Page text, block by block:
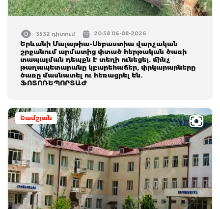
3532 դիտում 20:58 06-08-2026
Երևանի Մալաթիա-Սեբաստիա վարչական
շրջանում արմատից փտած հերթական ծառի
տապալման դեպքն է տեղի ունեցել. մինչ
թաղապետարանը կբարեհաճեր, փրկարարները
ծառը մասնատել ու հեռացրել են.
ՖՈՏՈՌԵՊՈՐՏԱԺ
Շամշյան